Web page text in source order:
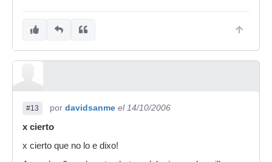
#13 por davidsanme el 14/10/2006
x cierto
x cierto que no lo e dixo!